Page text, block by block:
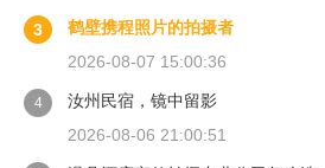
3
鹤壁携程照片的拍摄者
2026-08-07 15:00:36
4
汝州民宿，镜中留影
2026-08-06 21:00:51